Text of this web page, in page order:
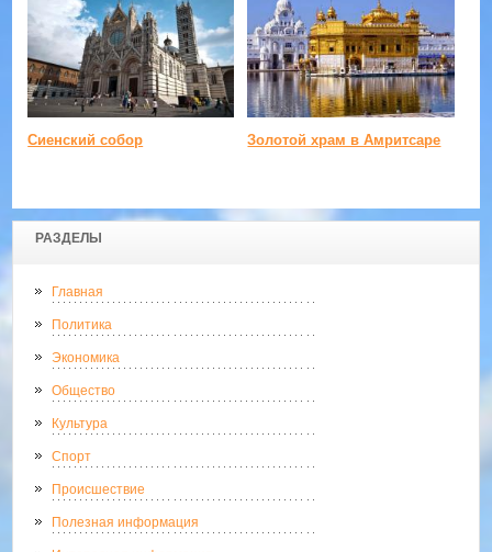
РАЗДЕЛЫ
Главная
Политика
Экономика
Общество
Культура
Спорт
Происшествие
Полезная информация
Сиенский собор Золотой храм в Амритсаре